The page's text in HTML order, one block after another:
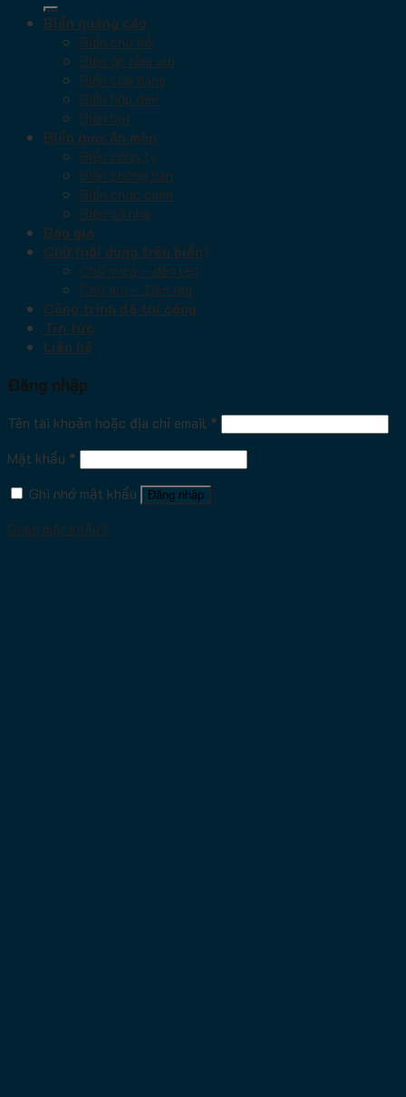
Biển quảng cáo
Biển chữ nổi
Biển ốp tấm alu
Biển cửa hàng
Biển hộp đèn
Biển bạt
Biển inox ăn mòn
Biển công ty
Biển phòng ban
Biển chức danh
Biển số nhà
Báo giá
Chữ (nội dung trên biển)
Chữ mica – đèn led
Chữ alu – Đèn led
Công trình đã thi công
Tin tức
Liên hệ
Đăng nhập
Tên tài khoản hoặc địa chỉ email *
Mật khẩu *
Ghi nhớ mật khẩu
Đăng nhập
Quên mật khẩu?